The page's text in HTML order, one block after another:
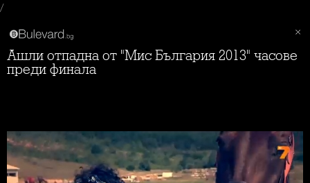
/
Ашли отпадна от "Мис България 2013" часове
преди финала